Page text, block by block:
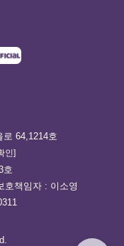
64,1214호
인]
호
호책임자 : 이소영